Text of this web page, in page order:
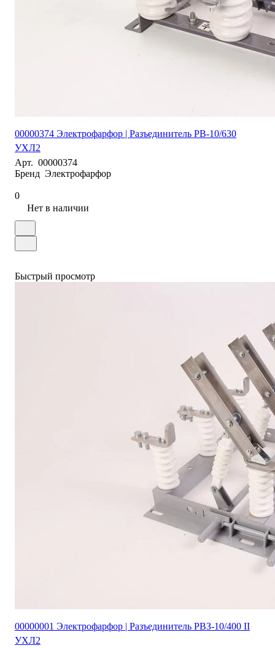
00000374 Электрофарфор | Разъединитель РВ-10/630
УХЛ2
Арт. 00000374
Бренд Электрофарфор
0
Нет в наличии
Быстрый просмотр
00000001 Электрофарфор | Разъединитель РВЗ-10/400 II
УХЛ2